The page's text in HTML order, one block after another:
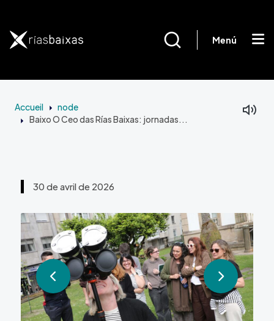
Menú
Accueil node
Baixo O Ceo das Rías Baixas: jornadas...
30 de avril de 2026